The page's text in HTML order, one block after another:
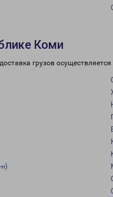
Коми
грузов